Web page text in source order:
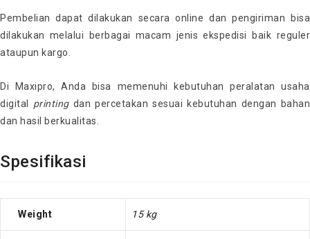
Pembelian dapat dilakukan secara online dan pengiriman bisa
dilakukan melalui berbagai macam jenis ekspedisi baik reguler
ataupun kargo.
Di Maxipro, Anda bisa memenuhi kebutuhan peralatan usaha
digital printingdan percetakan sesuai kebutuhan dengan bahan
dan hasil berkualitas.
Spesifikasi
Weight 15 kg